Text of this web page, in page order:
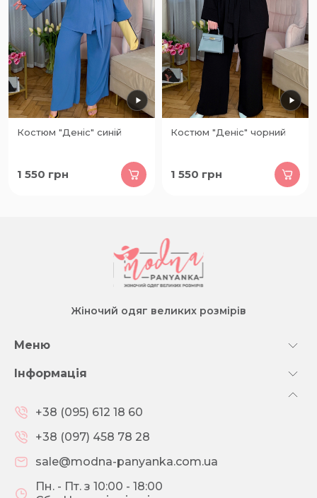
Костюм "Деніс" синій
1 550 грн
Костюм "Деніс" чорний
1 550 грн
Жіночий одяг великих розмірів
Меню
Інформація
+38 (095) 612 18 60
+38 (097) 458 78 28
sale@modna-panyanka.com.ua
Пн. - Пт. з 10:00 - 18:00